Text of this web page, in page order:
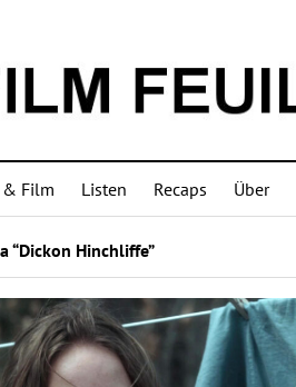
Film Listen Recaps Über
“Dickon Hinchliffe”